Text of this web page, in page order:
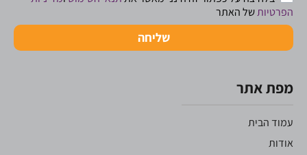
הפרטיותשל האתר
שליחה
מפת אתר
עמוד הבית
אודות